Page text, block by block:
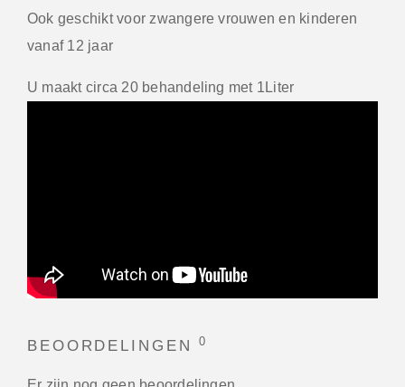
Ook geschikt voor zwangere vrouwen en kinderen
vanaf 12 jaar
U maakt circa 20 behandeling met 1Liter
BEOORDELINGEN0